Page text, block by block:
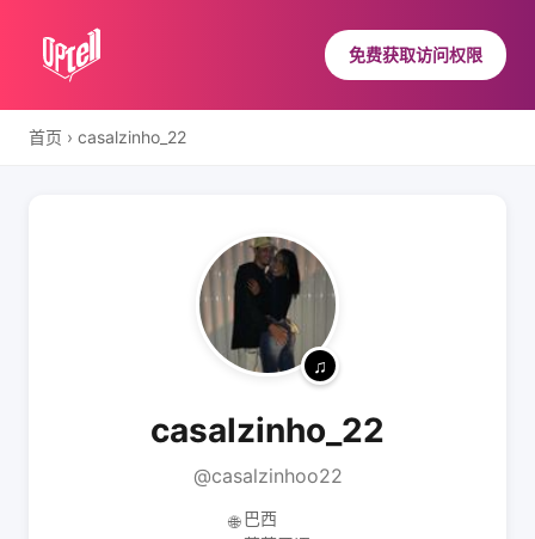
免费获取访问权限
首页 › casalzinho_22
casalzinho_22
@casalzinhoo22
🌐 巴西